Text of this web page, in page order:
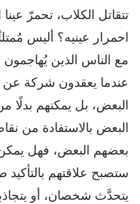
تتقاتل الكلاب، تحمرّ
احمرار عينيه؟ أليس
مع الناس الذين
عندما يعقدون شركة عن
البعض، بل يمكنهم
البعض بالاستفادة من
بعضهم البعض، فهل يمكن
ستصبح علاقتهم بالتأكيد
يتحدَّث شخصان، أو